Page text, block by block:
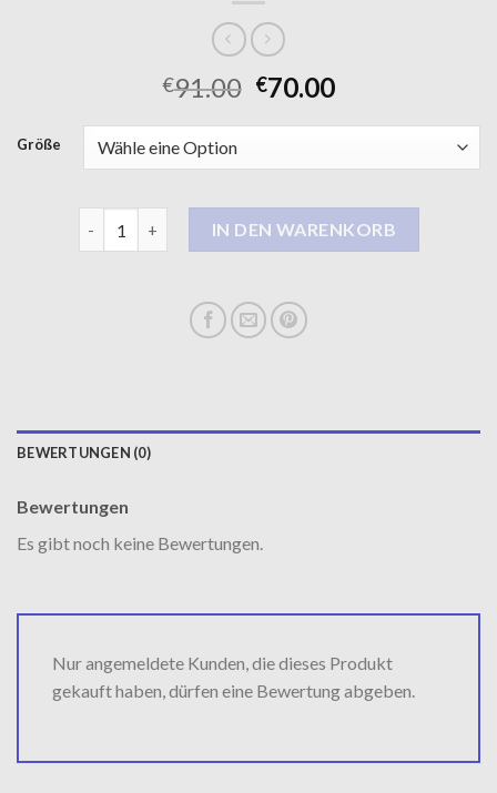
€91.00 €70.00
Größe
IN DEN WARENKORB
BEWERTUNGEN (0)
Bewertungen
Es gibt noch keine Bewertungen.
Nur angemeldete Kunden, die dieses Produkt
gekauft haben, dürfen eine Bewertung abgeben.